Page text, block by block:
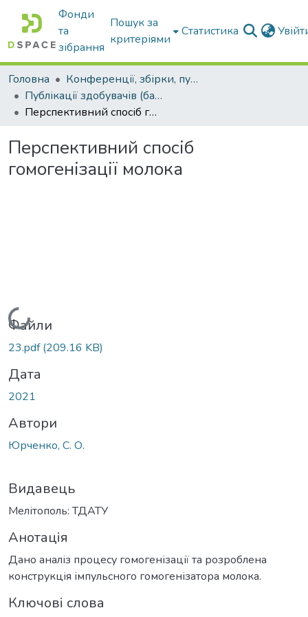
Фонди
та
зібрання
Пошук за
критеріями
Статистика
Головна
Конференції, збірки, публікації молодих вчених і здобувачів : магістрів, бакалаврів, аспірантів.
Публікації здобувачів (бакалаврів. магістрів, аспірантів)
Перспективний спосіб гомогенізації молока
Перспективний спосіб
гомогенізації молока
Вантажиться...
Файли
23.pdf(209.16 KB)
Дата
2021
Автори
Юрченко, С. О.
Видавець
Мелітополь: ТДАТУ
Анотація
Дано аналіз процесу гомогенізації та розроблена
конструкція імпульсного гомогенізатора молока.
Ключові слова